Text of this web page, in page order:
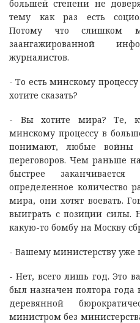
большей степени не
тему как раз есть
Потому что слишком
заангажированной
журналистов.
- То есть минскому
хотите сказать?
- Вы хотите мира? Те,
минскому процессу в
понимают, любые войны
переговоров. Чем раньше
быстрее
определенное количество
мира, они хотят воевать.
выиграть с позиции
какую-то бомбу на Москву
- Вашему министерству уже
- Нет, всего лишь год. Это
был назначен полтора
деревянной
министром без